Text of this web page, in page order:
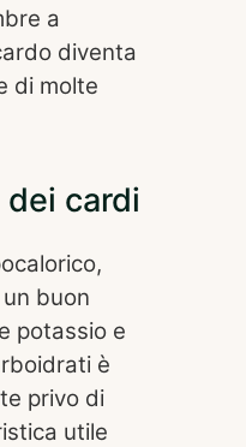
a
diventa
di molte
cardi
buon
potassio e
è
privo di
utile